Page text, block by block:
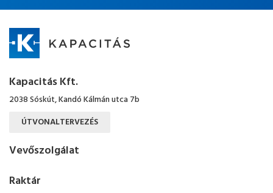
Kapacitás Kft.
2038 Sóskút, Kandó Kálmán utca 7b
ÚTVONALTERVEZÉS
Vevőszolgálat
Raktár